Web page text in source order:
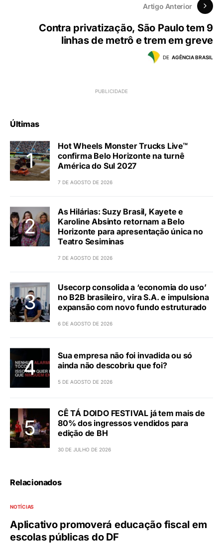
Artigo Anterior
Contra privatização, São Paulo tem 9
linhas de metrô e trem em greve
DE AGÊNCIA BRASIL
Últimas
Hot Wheels Monster Trucks Live™
confirma Belo Horizonte na turnê
América do Sul 2027
7 DE AGOSTO DE 2026
As Hilárias: Suzy Brasil, Kayete e
Karoline Absinto retornam a Belo
Horizonte para apresentação única no
Teatro Sesiminas
7 DE AGOSTO DE 2026
Usecorp consolida a ‘economia do uso’
no B2B brasileiro, vira S.A. e impulsiona
expansão com novo fundo estruturado
6 DE AGOSTO DE 2026
Sua empresa não foi invadida ou só
ainda não descobriu que foi?
5 DE AGOSTO DE 2026
CÊ TÁ DOIDO FESTIVAL já tem mais de
80% dos ingressos vendidos para
edição de BH
30 DE JULHO DE 2026
Relacionados
NOTÍCIAS
Aplicativo promoverá educação fiscal em
escolas públicas do DF